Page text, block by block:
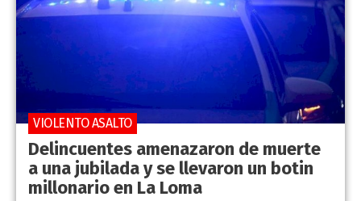
Delincuentes amenazaron de muerte
a una jubilada y se llevaron un botin
millonario en La Loma
VIOLENTO ASALTO